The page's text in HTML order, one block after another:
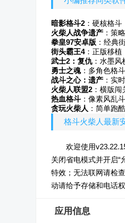
暗影格斗2 ：硬核格
火柴人战争遗产 ：策
拳皇97安卓版 ：经典
街头霸王4：正版移植
武士2：复仇：水墨风
勇士之魂：多角色格
战斗之心：遗产 ：实
火柴人联盟2 ：横版
热血格斗 ：像素风乱
贪玩火柴人 ：简单跑
格斗火柴人最新
欢迎使用
关闭省电模式并开启“
特效；无法联网请检
动请给予存储和电话
应用信息